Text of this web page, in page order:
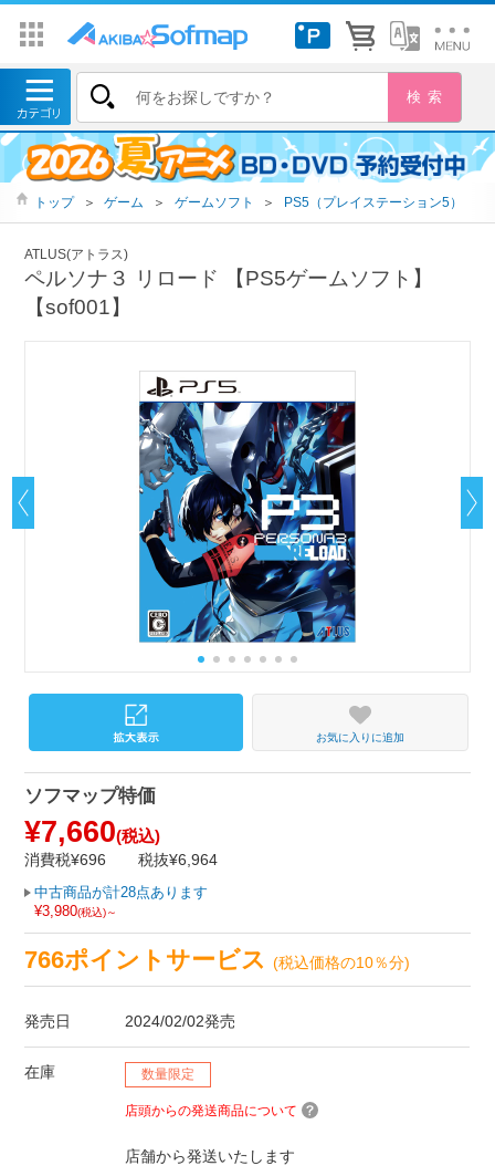
トップ ＞ ゲーム ＞ ゲームソフト ＞ PS5（プレイステーション5）
ATLUS(アトラス)
ペルソナ３ リロード 【PS5ゲームソフト】
【sof001】
お気に入りに追加
ソフマップ特価
¥7,660(税込)
消費税¥696 税抜¥6,964
中古商品が計28点あります
¥3,980(税込)～
766ポイントサービス(税込価格の10％分)
発売日 2024/02/02発売
在庫 数量限定
店頭からの発送商品について
店舗から発送いたします